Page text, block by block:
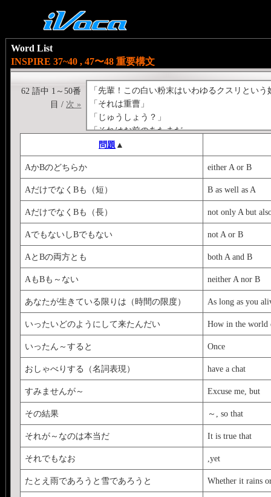
Word List
INSPIRE 37~40 , 47〜48 重要構文
「先輩！この白い粉末はいわゆるクスリとい
「それは重曹」
「じゅうしょう？」
「それはお前のあたまだ」
62 語中 1～50番
目 / 次 »
問題 ▲
AかBのどちらか either A or B
AだけでなくBも（短） B as well as A
AだけでなくBも（長） not only A but
AでもないしBでもない not A or B
AとBの両方とも both A and B
AもBも～ない neither A nor B
あなたが生きている限りは（時間の限度） As long as you
いったいどのようにして来たんだい How in the world
いったん～すると Once
おしゃべりする（名詞表現） have a chat
すみませんが～ Excuse me, but
その結果 ～, so that
それが～なのは本当だ It is true that
それでもなお ,yet
たとえ雨であろうと雪であろうと Whether it rains